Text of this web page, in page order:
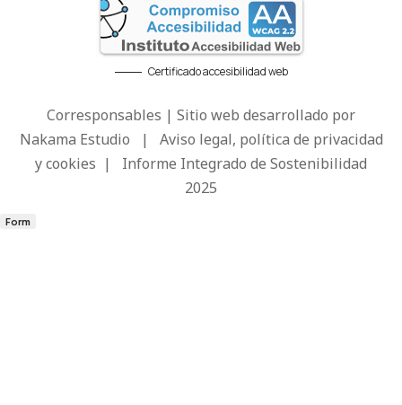
Certificado accesibilidad web
Corresponsables | Sitio web desarrollado por
Nakama Estudio | Aviso legal, política de privacidad
y cookies | Informe Integrado de Sostenibilidad
2025
Form